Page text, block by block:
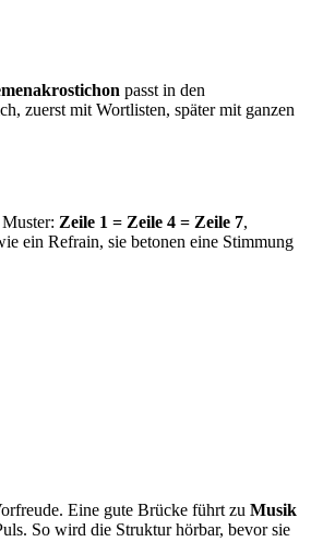
passt in den
zuerst mit Wortlisten, später mit ganzen
Zeile 1 = Zeile 4 = Zeile 7,
ein Refrain, sie betonen eine Stimmung
Eine gute Brücke führt zu Musik
So wird die Struktur hörbar, bevor sie